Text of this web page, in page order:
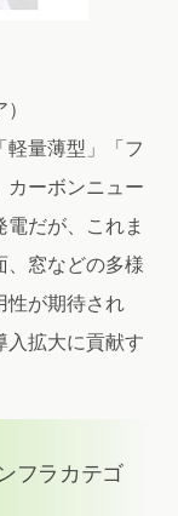
軽量薄型」「フ
カーボンニュー
電だが、これま
、窓などの多様
性が期待され
入拡大に貢献す
フラカテゴ